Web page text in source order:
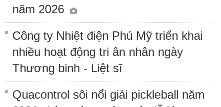
năm 2026
Công ty Nhiệt điện Phú Mỹ triển khai
nhiều hoạt động tri ân nhân ngày
Thương binh - Liệt sĩ
Quacontrol sôi nổi giải pickleball năm